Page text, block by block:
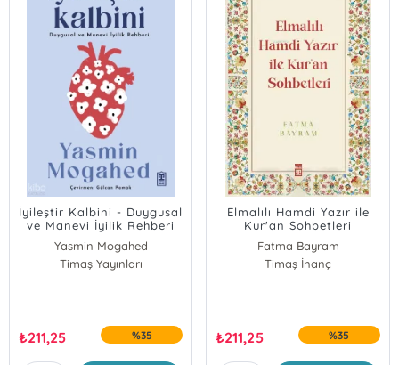
İyileştir Kalbini - Duygusal
ve Manevi İyilik Rehberi
Yasmin Mogahed
Timaş Yayınları
₺211,25 %35
Elmalılı Hamdi Yazır ile
Kur'an Sohbetleri
Fatma Bayram
Timaş İnanç
₺211,25 %35